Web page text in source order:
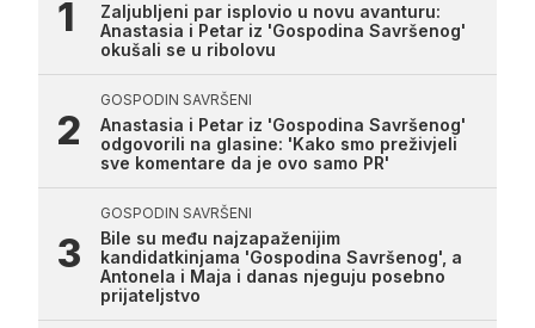
Zaljubljeni par isplovio u novu avanturu:
Anastasia i Petar iz 'Gospodina Savršenog'
okušali se u ribolovu
GOSPODIN SAVRŠENI
Anastasia i Petar iz 'Gospodina Savršenog'
odgovorili na glasine: 'Kako smo preživjeli
sve komentare da je ovo samo PR'
GOSPODIN SAVRŠENI
Bile su među najzapaženijim
kandidatkinjama 'Gospodina Savršenog', a
Antonela i Maja i danas njeguju posebno
prijateljstvo